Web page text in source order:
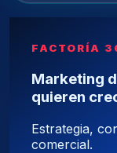
FACTORÍA
Marketing
quieren
Estrategia,
comercial.